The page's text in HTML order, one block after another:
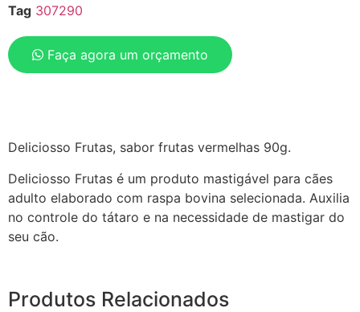
Tag 307290
Faça agora um orçamento
Deliciosso Frutas, sabor frutas vermelhas 90g.
Deliciosso Frutas é um produto mastigável para cães
adulto elaborado com raspa bovina selecionada. Auxilia
no controle do tátaro e na necessidade de mastigar do
seu cão.
Produtos Relacionados